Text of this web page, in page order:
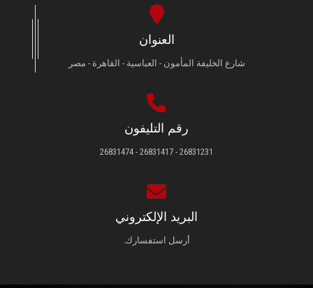
العنوان
شارع الخليفة المأمون - العباسية - القاهرة - مصر
رقم التليفون
26831231 - 26831417 - 26831474
البريد الإلكتروني
أرسل استفسارك.